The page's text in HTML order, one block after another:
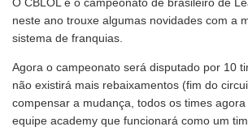
neste ano trouxe algumas novidades com a
sistema de franquias.
Agora o campeonato será disputado por 10
não existirá mais rebaixamentos (fim do
compensar a mudança, todos os times
equipe academy que funcionará como um